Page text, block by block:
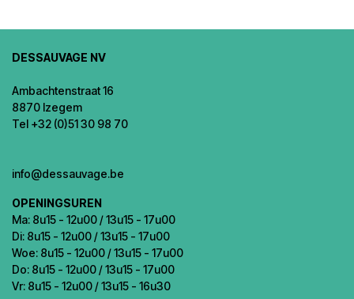
DESSAUVAGE NV
Ambachtenstraat 16
8870 Izegem
Tel +32 (0)51 30 98 70
info@dessauvage.be
OPENINGSUREN
Ma: 8u15 - 12u00 / 13u15 - 17u00
Di: 8u15 - 12u00 / 13u15 - 17u00
Woe: 8u15 - 12u00 / 13u15 - 17u00
Do: 8u15 - 12u00 / 13u15 - 17u00
Vr: 8u15 - 12u00 / 13u15 - 16u30